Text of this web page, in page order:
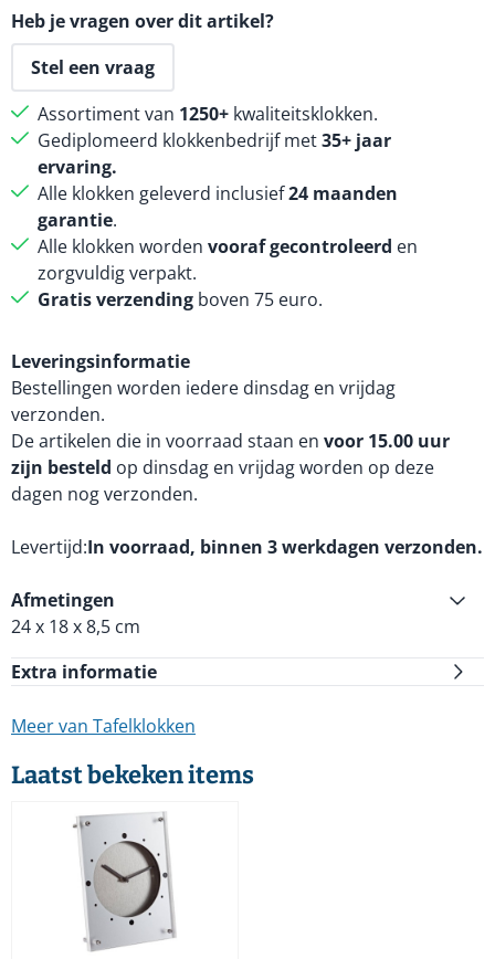
Heb je vragen over dit artikel?
Stel een vraag
Assortiment van 1250+ kwaliteitsklokken.
Gediplomeerd klokkenbedrijf met35+ jaar
ervaring.
Alle klokken geleverd inclusief24 maanden
garantie.
Alle klokken worden vooraf gecontroleerd en
zorgvuldig verpakt.
Gratis verzending boven 75 euro.
Leveringsinformatie
Bestellingen worden iedere dinsdag en vrijdag
verzonden.
De artikelen die in voorraad staan en voor 15.00 uur
zijn besteld op dinsdag en vrijdag worden op deze
dagen nog verzonden.
Levertijd In voorraad, binnen 3 werkdagen verzonden.
Afmetingen
24 x 18 x 8,5 cm
Extra informatie
Meer van Tafelklokken
Laatst bekeken items